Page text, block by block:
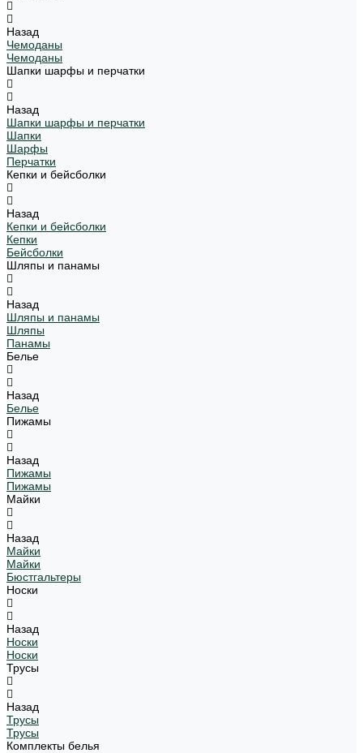
Назад
Чемоданы
Чемоданы
Шапки шарфы и перчатки
Назад
Шапки шарфы и перчатки
Шапки
Шарфы
Перчатки
Кепки и бейсболки
Назад
Кепки и бейсболки
Кепки
Бейсболки
Шляпы и панамы
Назад
Шляпы и панамы
Шляпы
Панамы
Белье
Назад
Белье
Пижамы
Назад
Пижамы
Пижамы
Майки
Назад
Майки
Майки
Бюстгальтеры
Носки
Назад
Носки
Носки
Трусы
Назад
Трусы
Трусы
Комплекты белья